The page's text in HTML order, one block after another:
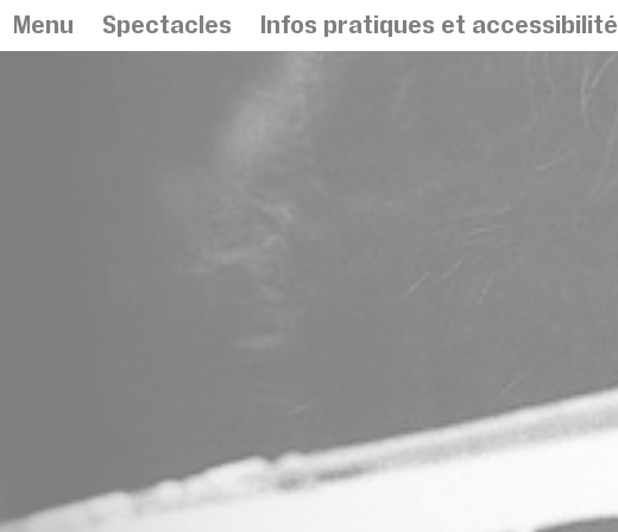
Menu Spectacles Infos pratiques et accessibilité
Panneau de gestion des cookies